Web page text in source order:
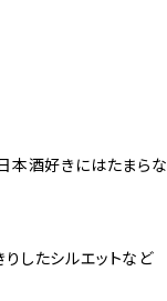
本酒好きにはたまらな
りしたシルエットなど